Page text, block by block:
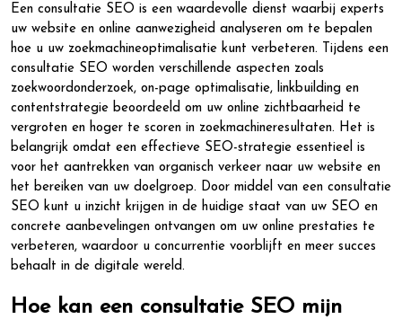
Een consultatie SEO is een waardevolle dienst waarbij experts
uw website en online aanwezigheid analyseren om te bepalen
hoe u uw zoekmachineoptimalisatie kunt verbeteren. Tijdens een
consultatie SEO worden verschillende aspecten zoals
zoekwoordonderzoek, on-page optimalisatie, linkbuilding en
contentstrategie beoordeeld om uw online zichtbaarheid te
vergroten en hoger te scoren in zoekmachineresultaten. Het is
belangrijk omdat een effectieve SEO-strategie essentieel is
voor het aantrekken van organisch verkeer naar uw website en
het bereiken van uw doelgroep. Door middel van een consultatie
SEO kunt u inzicht krijgen in de huidige staat van uw SEO en
concrete aanbevelingen ontvangen om uw online prestaties te
verbeteren, waardoor u concurrentie voorblijft en meer succes
behaalt in de digitale wereld.
Hoe kan een consultatie SEO mijn